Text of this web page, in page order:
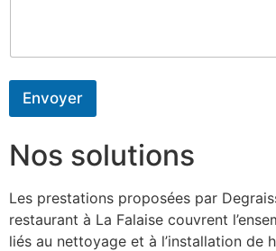
Envoyer
Nos solutions
Les prestations proposées par
restaurant à La Falaise couvrent
liés au nettoyage et à l’installation de